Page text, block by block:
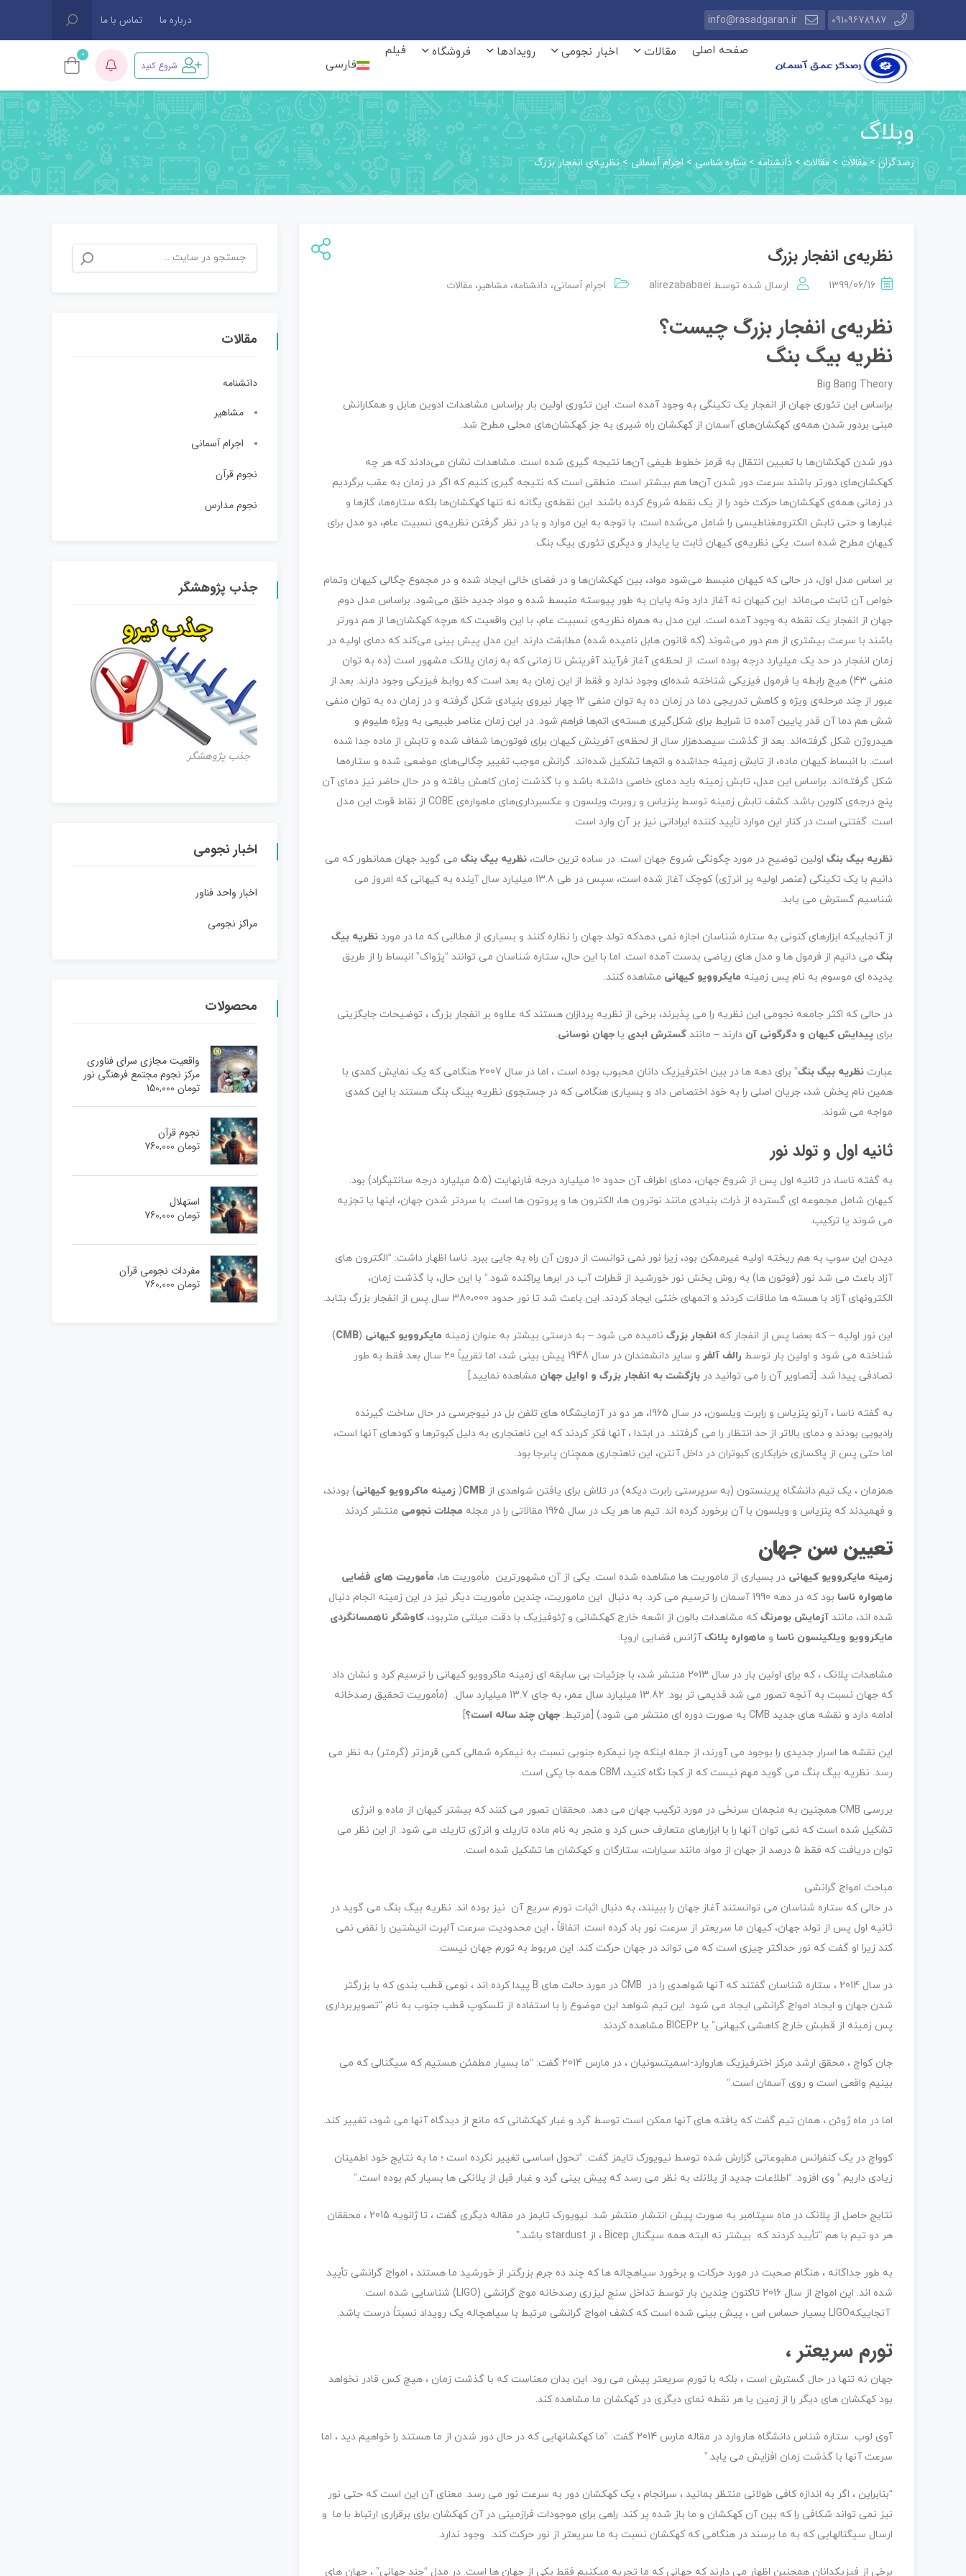
09109678987
info@rasadgaran.ir درباره ما تماس با ما
صفحه اصلی مقالات اخبار نجومی رویدادها فروشگاه
فیلم
فارسی
شروع کنید
0
وبلاگ
رصدگران >مقالات >مقالات> دانشنامه >ستاره شناسی> اجرام آسمانی >نظریه‌ی انفجار بزرگ
نظریه‌ی انفجار بزرگ
1399/06/16 ارسال شده توسط alirezababaei اجرام آسمانی، دانشنامه، مشاهیر، مقالات
نظریه‌ی انفجار بزرگ چیست؟
نظریه بیگ بنگ
Big Bang Theory
براساس این تئوری جهان از انفجار یک تکینگی به وجود آمده است. این تئوری اولین بار براساس مشاهدات ادوین هابل و همکارانش
مبنی بردور شدن همه‌ی کهکشان‌های آسمان از کهکشان راه شیری به جز کهکشان‌های محلی مطرح شد.
دور شدن کهکشان‌ها با تعیین انتقال به قرمز خطوط طیفی آن‌ها نتیجه گیری شده است. مشاهدات نشان می‌دادند که هر چه
کهکشان‌های دورتر باشند سرعت دور شدن آن‌ها هم بیشتر است. منطقی است که نتیجه گیری کنیم که اگر در زمان به عقب برگردیم
در زمانی همه‌ی کهکشان‌ها حرکت خود را از یک نقطه شروع کرده باشند. این نقطه‌ی یگانه نه تنها کهکشان‌ها بلکه ستاره‌ها، گازها و
غبارها و حتی تابش الکترومغناطیسی را شامل می‌شده است. با توجه به این موارد و با در نظر گرفتن نظریه‌ی نسبیت عام، دو مدل برای
کیهان مطرح شده است. یکی نظریه‌ی کیهان ثابت یا پایدار و دیگری تئوری بیگ بنگ.
بر اساس مدل اول، در حالی که کیهان منبسط می‌شود مواد، بین کهکشان‌ها و در فضای خالی ایجاد شده و در مجموع چگالی کیهان وتمام
خواص آن ثابت می‌ماند. این کیهان نه آغاز دارد ونه پایان به طور پیوسته منبسط شده و مواد جدید خلق می‌شود. براساس مدل دوم
جهان از انفجار یک نقطه به وجود آمده است. این مدل به همراه نظریه‌ی نسبیت عام، با این واقعیت که هرچه کهکشان‌ها از هم دورتر
باشند با سرعت بیشتری از هم دور می‌شوند (که قانون هابل نامیده شده) مطابقت دارند. این مدل پیش بینی می‌کند که دمای اولیه در
زمان انفجار در حد یک میلیارد درجه بوده است. از لحظه‌ی آغاز فرآیند آفرینش تا زمانی که به زمان پلانک مشهور است (ده به توان
منفی 43) هیچ رابطه یا فرمول فیزیکی شناخته شده‌ای وجود ندارد و فقط از این زمان به بعد است که روابط فیزیکی وجود دارند. بعد از
عبور از چند مرحله‌ی ویژه و کاهش تدریجی دما در زمان ده به توان منفی 12 چهار نیروی بنیادی شکل گرفته و در زمان ده به توان منفی
شش هم دما آن قدر پایین آمده تا شرایط برای شکل‌گیری هسته‌ی اتم‌ها فراهم شود. در این زمان عناصر طبیعی به ویژه هلیوم و
هیدروژن شکل گرفته‌اند. بعد از گذشت سیصدهزار سال از لحظه‌ی آفرینش کیهان برای فوتون‌ها شفاف شده و تابش از ماده جدا شده
است. با انبساط کیهان ماده، از تابش زمینه جداشده و اتم‌ها تشکیل شده‌اند. گرانش موجب تغییر چگالی‌های موضعی شده و ستاره‌ها
شکل گرفته‌اند. براساس این مدل، تابش زمینه باید دمای خاصی داشته باشد و با گذشت زمان کاهش یافته و در حال حاضر نیز دمای آن
پنج درجه‌ی کلوین باشد. کشف تابش زمینه توسط پنزیاس و روبرت ویلسون و عکسبرداری‌های ماهواره‌ی COBE از نقاط قوت این مدل
است. گفتنی است در کنار این موارد تأیید کننده ایراداتی نیز بر آن وارد است.
نظریه بیگ بنگ اولین توضیح در مورد چگونگی شروع جهان است. در ساده ترین حالت، نظریه بیگ بنگ می گوید جهان همانطور که می
دانیم با یک تکینگی (عنصر اولیه پر انرژی) کوچک آغاز شده است، سپس در طی 13.8 میلیارد سال آینده به کیهانی که امروز می
شناسیم گسترش می یابد.
از آنجاییکه ابزارهای کنونی به ستاره شناسان اجازه نمی دهدکه تولد جهان را نظاره کنند و بسیاری از مطالبی که ما در مورد نظریه بیگ
بنگ می دانیم از فرمول ها و مدل های ریاضی بدست آمده است. اما با این حال، ستاره شناسان می توانند “پژواک” انبساط را از طریق
پدیده ای موسوم به نام پس زمینه مایکروویو کیهانی مشاهده کنند.
در حالی که اکثر جامعه نجومی این نظریه را می پذیرند، برخی از نظریه پردازان هستند که علاوه بر انفجار بزرگ ، توضیحات جایگزینی
برای پیدایش کیهان و دگرگونی آن دارند – مانند گسترش ابدی یا جهان نوسانی.
عبارت نظریه بیگ بنگ
” برای دهه ها در بین اخترفیزیک دانان محبوب بوده است ، اما در سال 2007 هنگامی که یک نمایش کمدی با
همین نام پخش شد، جریان اصلی را به خود اختصاص داد و بسیاری هنگامی که در جستجوی نظریه بینگ بنگ هستند با این کمدی
مواجه می شوند.
ثانیه اول و تولد نور
به گفته ناسا، در ثانیه اول پس از شروع جهان، دمای اطراف آن حدود 10 میلیارد درجه فارنهایت (5.5 میلیارد درجه سانتیگراد) بود.
کیهان شامل مجموعه ای گسترده از ذرات بنیادی مانند نوترون ها، الکترون ها و پروتون ها است. با سردتر شدن جهان، اینها یا تجزیه
می شوند یا ترکیب.
دیدن این سوپ به هم ریخته اولیه غیرممکن بود، زیرا نور نمی توانست از درون آن راه به جایی ببرد. ناسا اظهار داشت: “الکترون های
آزاد باعث می شد نور (فوتون ها) به روش پخش نور خورشید از قطرات آب در ابرها پراکنده شود.” با این حال، با گذشت زمان،
الکترونهای آزاد با هسته ها ملاقات کردند و اتمهای خنثی ایجاد کردند. این باعث شد تا نور حدود 380،000 سال پس از انفجار بزرگ بتابد.
این نور اولیه – که بعضا پس از انفجار که انفجار بزرگ نامیده می شود – به درستی بیشتر به عنوان زمینه مایکروویو کیهانی (
CMB
)
شناخته می شود و اولین بار توسط رالف آلفر
و سایر دانشمندان در سال 1948 پیش بینی شد، اما تقریباً 20 سال بعد فقط به طور
تصادفی پیدا شد. [تصاویر آن را می توانید در بازگشت به انفجار بزرگ و اوایل جهان مشاهده نمایید.]
به گفته ناسا ، آرنو پنزیاس و رابرت ویلسون، در سال 1965، هر دو در آزمایشگاه های تلفن بل در نیوجرسی در حال ساخت گیرنده
رادیویی بودند و دمای بالاتر از حد انتظار را می گرفتند. در ابتدا ، آنها فکر کردند که این ناهنجاری به دلیل کبوترها و کودهای آنها است،
اما حتی پس از پاکسازی خرابکاری کبوتران در داخل آنتن، این ناهنجاری همچنان پابرجا بود.
همزمان ، یک تیم دانشگاه پرینستون (به سرپرستی رابرت دیکه) در تلاش برای یافتن شواهدی از CMB
( زمینه ماکروویو کیهانی) بودند،
و فهمیدند که پنزیاس و ویلسون با آن برخورد کرده اند. تیم ها هر یک در سال 1965 مقالاتی را در مجله
مجلات نجومی منتشر کردند.
تعیین سن جهان
زمینه مایکروویو کیهانی در بسیاری از ماموریت ها مشاهده شده است. یکی از آن مشهورترین مأموریت ها،‌ مأموریت های فضایی
ماهواره ناسا
بود که در دهه 1990 آسمان را ترسیم می کرد. به دنبال این ماموریت، چندین مأموریت دیگر نیز در این زمینه انجام دنبال
شده اند، مانند آزمایش بومرنگکه مشاهدات بالون از اشعه خارج کهکشانی و ژئوفیزیک با دقت میلتی متربود، کاوشگر ناهمسانگردی
مایکروویو ویلکینسون ناسا و ماهواره پلانکآژانس فضایی اروپا.
مشاهدات پلانک ، که برای اولین بار در سال 2013 منتشر شد، با جزئیات بی سابقه ای زمینه ماکروویو کیهانی را ترسیم کرد و نشان داد
که جهان نسبت به آنچه تصور می شد قدیمی تر بود: 13.82 میلیارد سال عمر، به جای 13.7 میلیارد سال. (مأموریت تحقیق رصدخانه
ادامه دارد و نقشه های جدید CMB به صورت دوره ای منتشر می شود.) [مرتبط:
جهان چند ساله است؟]
این نقشه ها اسرار جدیدی را بوجود می آورند، از جمله اینکه چرا نیمکره جنوبی نسبت به نیمکره شمالی کمی قرمزتر (گرمتر) به نظر می
رسد. نظریه بیگ بنگ می گوید مهم نیست که از کجا نگاه کنید، CBM همه جا یکی است.
بررسی CMB همچنین به منجمان سرنخی در مورد ترکیب جهان می دهد. محققان تصور می كنند كه بیشتر كیهان از ماده و انرژی
تشكیل شده است كه نمی توان آنها را با ابزارهای متعارف حس كرد و منجر به نام ماده تاریك و انرژی تاریك می شود. از این نظر می
توان دریافت که فقط 5 درصد از جهان از مواد مانند سیارات، ستارگان و کهکشان ها تشکیل شده است.
مباحث امواج گرانشی
در حالی که ستاره شناسان می توانستند آغاز جهان را ببینند، به دنبال اثبات تورم سریع آن نیز بوده اند. نظریه بیگ بنگ می گوید در
ثانیه اول پس از تولد جهان، کیهان ما سریعتر از سرعت نور باد کرده است. اتفاقاً ، این محدودیت سرعت آلبرت انیشتین را نقض نمی
کند زیرا او گفت که نور حداکثر چیزی است که می تواند در جهان حرکت کند. این مربوط به تورم جهان نیست.
در سال 2014 ، ستاره شناسان گفتند که آنها شواهدی را در CMB در مورد حالت های B پیدا کرده اند ، نوعی قطب بندی که با بزرگتر
شدن جهان و ایجاد امواج گرانشی ایجاد می شود. این تیم شواهد این موضوع را با استفاده از تلسکوپ قطب جنوب به نام “تصویربرداری
پس زمینه از قطبش خارج کاهشی کیهانی” یا BICEP2 مشاهده کردند.
جان کواچ ، محقق ارشد مرکز اخترفیزیک هاروارد-اسمیتسونیان ، در مارس 2014 گفت: “ما بسیار مطمئن هستیم که سیگنالی که می
بینیم واقعی است و روی آسمان است.”
اما در ماه ژوئن ، همان تیم گفت که یافته های آنها ممکن است توسط گرد و غبار کهکشانی که مانع از دیدگاه آنها می شود، تغییر کند.
کوواچ در یک کنفرانس مطبوعاتی گزارش شده توسط نیویورک تایمز گفت: “تحول اساسی تغییر نکرده است ؛ ما به نتایج خود اطمینان
زیادی داریم.” وی افزود: “اطلاعات جدید از پلانك به نظر می رسد كه پیش بینی گرد و غبار قبل از پلانكی ها بسیار كم بوده است.”
نتایج حاصل از پلانک در ماه سپتامبر به صورت پیش انتشار منتشر شد. نیویورک تایمز در مقاله دیگری گفت ، تا ژانویه 2015 ، محققان
هر دو تیم با هم “تأیید کردند که بیشتر نه البته همه سیگنال Bicep ، از stardust باشد.”
به طور جداگانه ، هنگام صحبت در مورد حرکات و برخورد سیاهچاله ها که چند ده جرم بزرگتر از خورشید ما هستند ، امواج گرانشی تأیید
شده اند. این امواج از سال 2016 تاکنون چندین بار توسط تداخل سنج لیزری رصدخانه موج گرانشی (LIGO) شناسایی شده است.
آنجاییکهLIGO بسیار حساس اس ، پیش بینی شده است که کشف امواج گرانشی مرتبط با سیاهچاله یک رویداد نسبتاً درست باشد.
تورم سریعتر ،
جهان نه تنها در حال گسترش است ، بلکه با تورم سریعتر پیش می رود. این بدان معناست که با گذشت زمان ، هیچ کس قادر نخواهد
بود کهکشان های دیگر را از زمین یا هر نقطه نمای دیگری در کهکشان ما مشاهده کند.
آوی لوب ستاره شناس دانشگاه هاروارد در مقاله مارس 2014 گفت: “ما كهكشانهایی که در حال دور شدن از ما هستند را خواهیم دید ، اما
سرعت آنها با گذشت زمان افزایش می یابد.”
“بنابراین ، اگر به اندازه کافی طولانی منتظر بمانید ، سرانجام ، یک کهکشان دور به سرعت نور می رسد. معنای آن این است که حتی نور
نیز نمی تواند شکافی را که بین آن کهکشان و ما باز شده پر کند. راهی برای موجودات فرازمینی در آن کهکشان برای برقراری ارتباط با ما و
ارسال سیگنالهایی که به ما برسند در هنگامی که کهکشان نسبت به ما سریعتر از نور حرکت کند. وجود ندارد.
برخی از فیزیکدانان همچنین اظهار می دارند که جهانی که ما تجربه میکنیم فقط یکی از جهان ها است. در مدل “چند جهانی” ، جهان های
مقالات
دانشنامه
مشاهیر
اجرام آسمانی
نجوم قرآن
نجوم مدارس
جذب پژوهشگر
جذب پژوهشگر
اخبار نجومی
اخبار واحد فناور
مراکز نجومی
محصولات
واقعیت مجازی سرای فناوری
مرکز نجوم مجتمع فرهنگی نور
تومان
نجوم قرآن
تومان
استهلال
تومان
مفردات نجومی قرآن
تومان